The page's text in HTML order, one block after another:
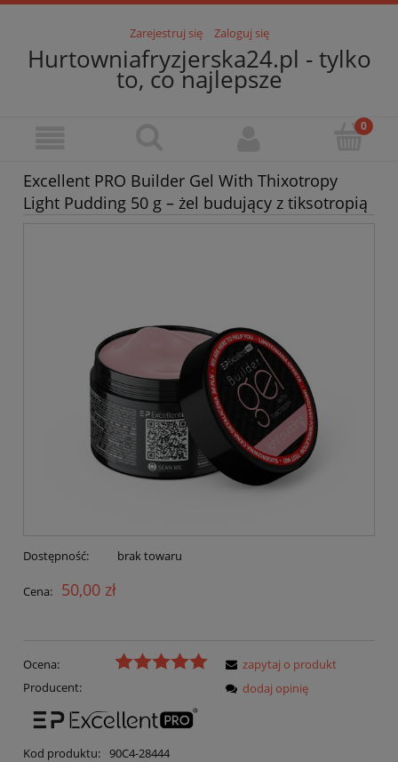
Zarejestruj się Zaloguj się
Hurtowniafryzjerska24.pl - tylko
to, co najlepsze
Excellent PRO Builder Gel With Thixotropy
Light Pudding 50 g – żel budujący z tiksotropią
Dostępność: brak towaru
Cena: 50,00 zł
Ocena:
Producent:
Kod produktu: 90C4-28444
zapytaj o produkt
dodaj opinię